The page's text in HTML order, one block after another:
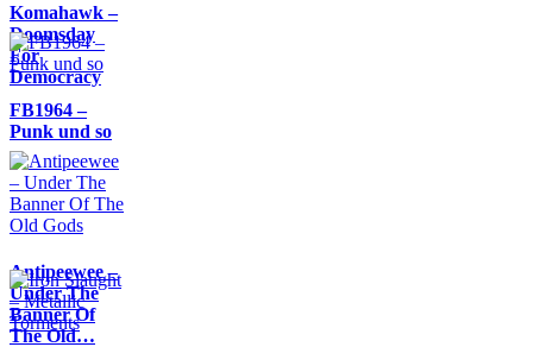
Komahawk –
Doomsday
For
Democracy
FB1964 –
Punk und so
Antipeewee –
Under The
Banner Of
The Old…